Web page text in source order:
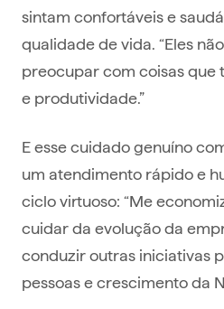
sintam confortáveis e
qualidade de vida. “Eles
preocupar com coisas que
e produtividade.”
E esse cuidado genuíno
um atendimento rápido e
ciclo virtuoso: “Me
cuidar da evolução da
conduzir outras iniciativas
pessoas e crescimento da